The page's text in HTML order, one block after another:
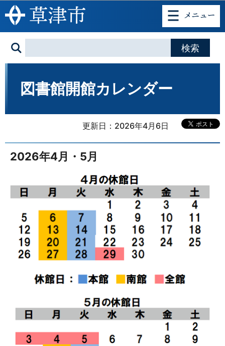
このページの本文へ移動
図書館開館カレンダー
更新日：2026年4月6日
2026年4月・5月